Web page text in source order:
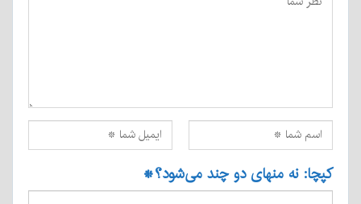
کپچا: نه منهای دو چند می‌شود؟*